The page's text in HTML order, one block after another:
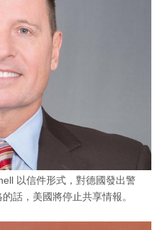
以信件形式，對德國發出警
話，美國將停止共享情報。